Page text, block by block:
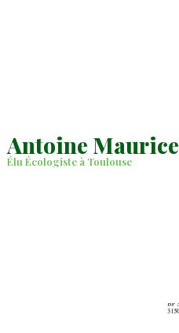
Antoine Maurice
Élu Écologiste à Toulouse